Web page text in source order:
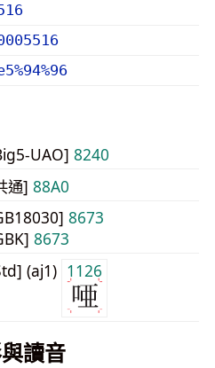
UAO] 8240
通] 88A0
8673
8673
(aj1) 1126
讀音